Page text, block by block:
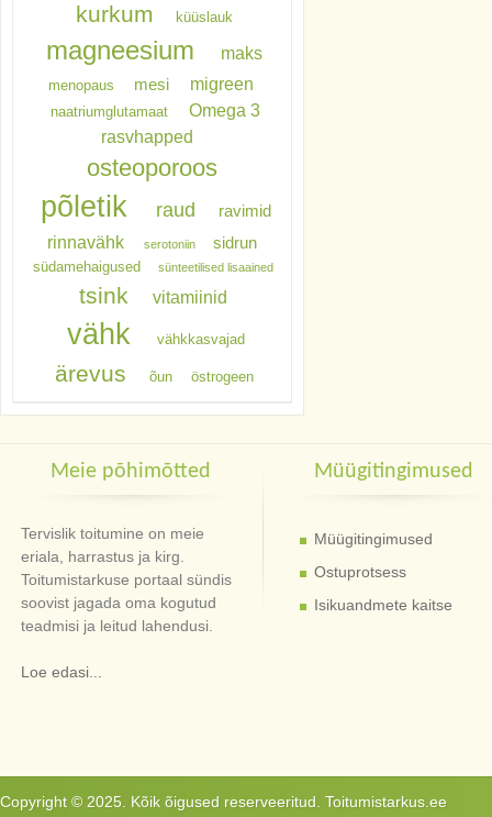
kurkum küüslauk
magneesium maks
menopaus mesi migreen
naatriumglutamaat
Omega 3
rasvhapped
osteoporoos
põletik raud ravimid
rinnavähk serotoniin sidrun
südamehaigused sünteetilised lisaained
tsink vitamiinid
vähk vähkkasvajad
ärevus õun östrogeen
Meie põhimõtted
Tervislik toitumine on meie
eriala, harrastus ja kirg.
Toitumistarkuse portaal sündis
soovist jagada oma kogutud
teadmisi ja leitud lahendusi.
Loe edasi...
Müügitingimused
Müügitingimused
Ostuprotsess
Isikuandmete kaitse
Copyright © 2025. Kõik õigused reserveeritud. Toitumistarkus.ee